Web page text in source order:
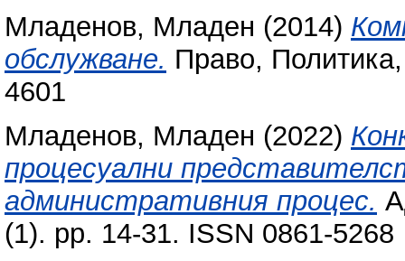
Младенов, Младен (2014)
обслужване. Право,
4601
Младенов, Младен (2022)
процесуални
административния процес.
(1). pp. 14-31. ISSN 0861-5268